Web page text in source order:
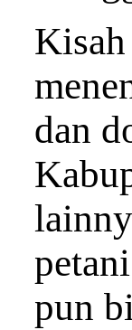
dan
pun